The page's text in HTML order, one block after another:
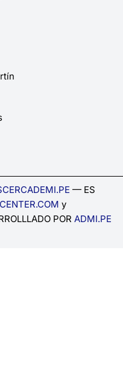
— ES
y
POR ADMI.PE